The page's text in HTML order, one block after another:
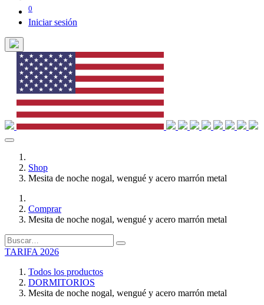
0
Iniciar sesión
Shop
Mesita de noche nogal, wengué y acero marrón metal
Comprar
Mesita de noche nogal, wengué y acero marrón metal
TARIFA 2026
Todos los productos
DORMITORIOS
Mesita de noche nogal, wengué y acero marrón metal